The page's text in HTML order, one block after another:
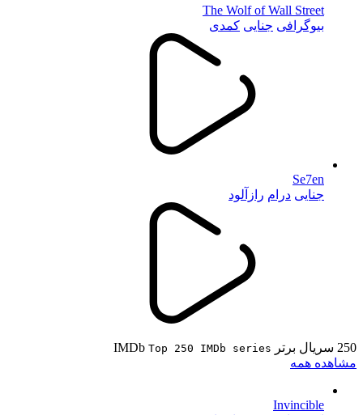
The Wolf of Wall Street
بیوگرافی جنایی کمدی
Se7en
جنایی درام رازآلود
250 سریال برتر IMDb Top 250 IMDb series
مشاهده همه
Invincible